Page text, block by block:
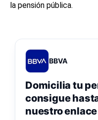
la pensión pública.
BBVA
Domicilia tu
consigue
nuestro enlace